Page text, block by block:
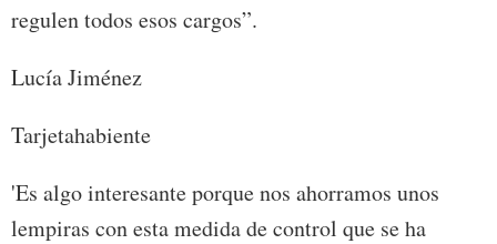
regulen todos esos cargos”.
Lucía Jiménez
Tarjetahabiente
'Es algo interesante porque nos ahorramos unos
lempiras con esta medida de control que se ha